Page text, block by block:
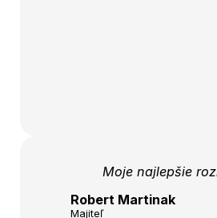
Moje najlepšie
Robert Martinak
Majiteľ